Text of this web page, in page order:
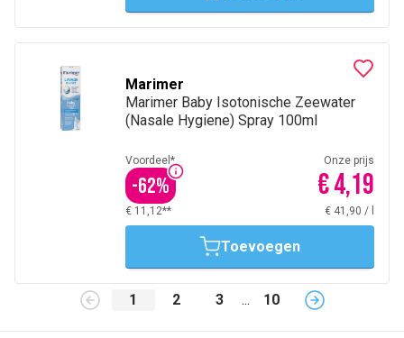
Marimer
Marimer Baby Isotonische Zeewater
(Nasale Hygiene) Spray 100ml
Voordeel*
-62%
Onze prijs
€ 4,19
€ 11,12** € 41,90 /
Toevoegen
1 2 3 ... 10